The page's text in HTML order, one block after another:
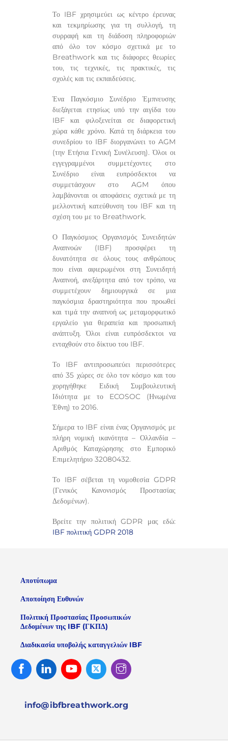
Το IBF χρησιμεύει ως κέντρο έρευνας
και τεκμηρίωσης για τη συλλογή, τη
συρραφή και τη διάδοση πληροφοριών
από όλο τον κόσμο σχετικά με το
Breathwork και τις διάφορες θεωρίες
του, τις τεχνικές, τις πρακτικές, τις
σχολές και τις εκπαιδεύσεις.
Ένα Παγκόσμιο Συνέδριο Έμπνευσης
διεξάγεται ετησίως υπό την αιγίδα του
IBF και φιλοξενείται σε διαφορετική
χώρα κάθε χρόνο. Κατά τη διάρκεια του
συνεδρίου το IBF διοργανώνει το AGM
(την Ετήσια Γενική Συνέλευση). Όλοι οι
εγγεγραμμένοι συμμετέχοντες στο
Συνέδριο είναι ευπρόσδεκτοι να
συμμετάσχουν στο AGM όπου
λαμβάνονται οι αποφάσεις σχετικά με τη
μελλοντική κατεύθυνση του IBF και τη
σχέση του με το Breathwork.
Ο Παγκόσμιος Οργανισμός Συνειδητών
Αναπνοών (IBF) προσφέρει τη
δυνατότητα σε όλους τους ανθρώπους
που είναι αφιερωμένοι στη Συνειδητή
Αναπνοή, ανεξάρτητα από τον τρόπο, να
συμμετέχουν δημιουργικά σε μια
παγκόσμια δραστηριότητα που προωθεί
και τιμά την αναπνοή ως μεταμορφωτικό
εργαλείο για θεραπεία και προσωπική
ανάπτυξη. Όλοι είναι ευπρόσδεκτοι να
ενταχθούν στο δίκτυο του IBF.
Το IBF αντιπροσωπεύει περισσότερες
από 35 χώρες σε όλο τον κόσμο και του
χορηγήθηκε Ειδική Συμβουλευτική
Ιδιότητα με το ECOSOC (Ηνωμένα
Έθνη) το 2016.
Σήμερα το IBF είναι ένας Οργανισμός με
πλήρη νομική ικανότητα – Ολλανδία –
Αριθμός Καταχώρησης στο Εμπορικό
Επιμελητήριο 32080432.
Το IBF σέβεται τη νομοθεσία GDPR
(Γενικός Κανονισμός Προστασίας
Δεδομένων).
Βρείτε την πολιτική GDPR μας εδώ:
IBF πολιτική GDPR 2018
Αποτύπωμα
Αποποίηση Ευθυνών
Πολιτική Προστασίας Προσωπικών
Δεδομένων της IBF (ΓΚΠΔ)
Διαδικασία υποβολής καταγγελιών IBF
FacebookLinked
In
Youtube Twitter
info@ibfbreathwork.org